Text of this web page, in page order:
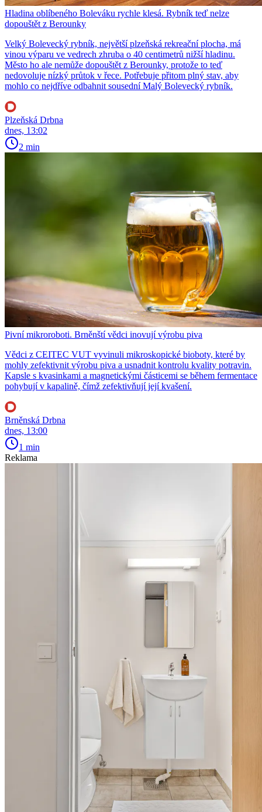
Hladina oblíbeného Boleváku rychle klesá. Rybník teď nelze
dopouštět z Berounky
Velký Bolevecký rybník, největší plzeňská rekreační plocha, má
vinou výparu ve vedrech zhruba o 40 centimetrů nižší hladinu.
Město ho ale nemůže dopouštět z Berounky, protože to teď
nedovoluje nízký průtok v řece. Potřebuje přitom plný stav, aby
mohlo co nejdříve odbahnit sousední Malý Bolevecký rybník.
Plzeňská Drbna
dnes, 13:02
2 min
Pivní mikroroboti. Brněnští vědci inovují výrobu piva
Vědci z CEITEC VUT vyvinuli mikroskopické bioboty, které by
mohly zefektivnit výrobu piva a usnadnit kontrolu kvality potravin.
Kapsle s kvasinkami a magnetickými částicemi se během fermentace
pohybují v kapalině, čímž zefektivňují její kvašení.
Brněnská Drbna
dnes, 13:00
1 min
Reklama